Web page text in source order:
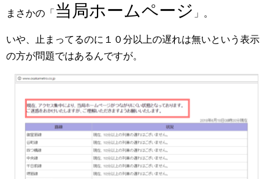
まさかの「 当局ホームページ 」。
いや、止まってるのに１０分以上の遅れは無いという表示
の方が問題ではあるんですが。